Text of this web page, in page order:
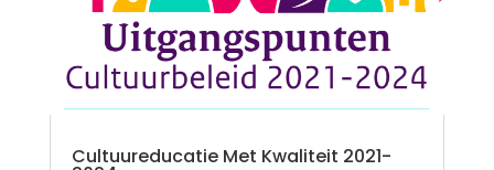
Cultuureducatie Met Kwaliteit 2021-